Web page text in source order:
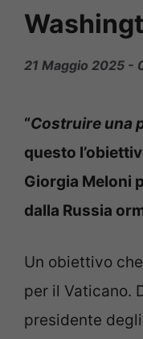
21 Maggio 2025 -
“Costruire una
questo
Giorgia Meloni
dalla Russia
Un obiettivo
per il Vaticano.
presidente